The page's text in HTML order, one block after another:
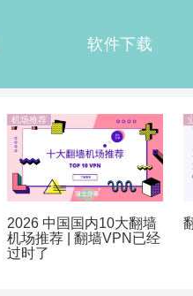
软件下载
机场推荐
2026 中国国内10大翻墙
机场推荐 | 翻墙VPN已经
过时了